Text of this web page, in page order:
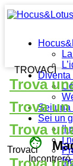
Diventa
Sei una
Sei un
Il
I
TROVACI
Trova
Trova
Trova
Trovaci
face